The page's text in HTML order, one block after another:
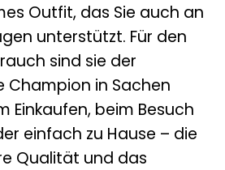
Outfit, das Sie auch an
unterstützt. Für den
sind sie der
in Sachen
Einkaufen, beim Besuch
einfach zu Hause – die
Qualität und das